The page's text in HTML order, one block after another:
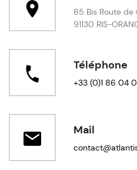
85 Bis Route de
91130 RIS-
Téléphone
+33 (0)1 86 04
Mail